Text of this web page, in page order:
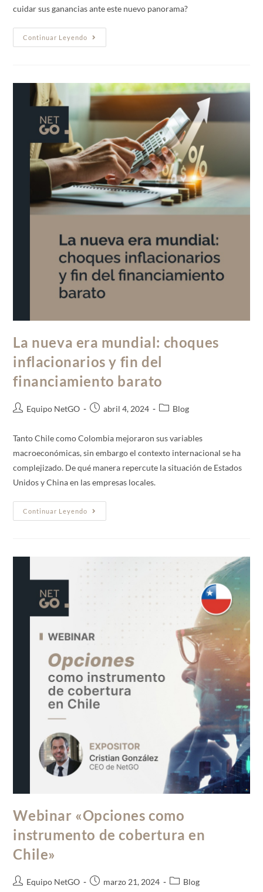
cuidar sus ganancias ante este nuevo panorama?
Continuar Leyendo
La nueva era mundial: choques
inflacionarios y fin del
financiamiento barato
Equipo NetGO abril 4, 2024 Blog
Tanto Chile como Colombia mejoraron sus variables
macroeconómicas, sin embargo el contexto internacional se ha
complejizado. De qué manera repercute la situación de Estados
Unidos y China en las empresas locales.
Continuar Leyendo
Webinar «Opciones como
instrumento de cobertura en
Chile»
Equipo NetGO marzo 21, 2024 Blog